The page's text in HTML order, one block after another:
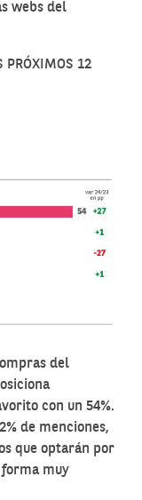
webs del
PRÓXIMOS 12
del
con un 54%.
de menciones,
que optarán por
forma muy